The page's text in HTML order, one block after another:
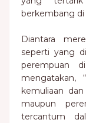
berkembang di
Diantara
seperti yang
perempuan
mengatakan,
kemuliaan
maupun
tercantum